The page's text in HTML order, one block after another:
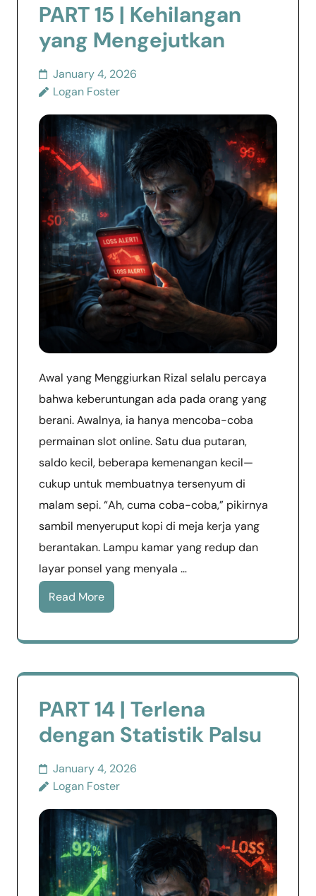
PART 15 | Kehilangan
yang Mengejutkan
January 4, 2026
Logan Foster
Awal yang Menggiurkan Rizal selalu percaya
bahwa keberuntungan ada pada orang yang
berani. Awalnya, ia hanya mencoba-coba
permainan slot online. Satu dua putaran,
saldo kecil, beberapa kemenangan kecil—
cukup untuk membuatnya tersenyum di
malam sepi. “Ah, cuma coba-coba,” pikirnya
sambil menyeruput kopi di meja kerja yang
berantakan. Lampu kamar yang redup dan
layar ponsel yang menyala …
Read More
PART 14 | Terlena
dengan Statistik Palsu
January 4, 2026
Logan Foster